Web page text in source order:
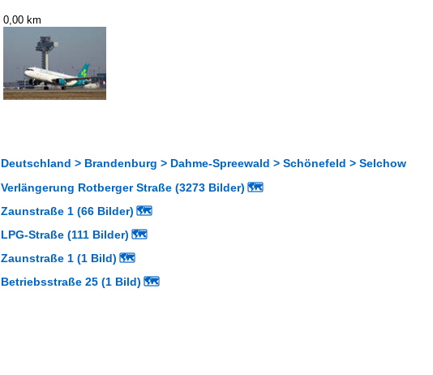
0,00 km
Deutschland > Brandenburg > Dahme-Spreewald > Schönefeld > Selchow
Verlängerung Rotberger Straße (3273 Bilder) 🗺
Zaunstraße 1 (66 Bilder) 🗺
LPG-Straße (111 Bilder) 🗺
Zaunstraße 1 (1 Bild) 🗺
Betriebsstraße 25 (1 Bild) 🗺